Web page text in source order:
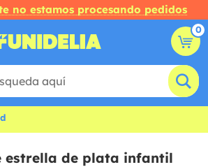
no estamos procesando pedidos
0
estrella de plata infantil